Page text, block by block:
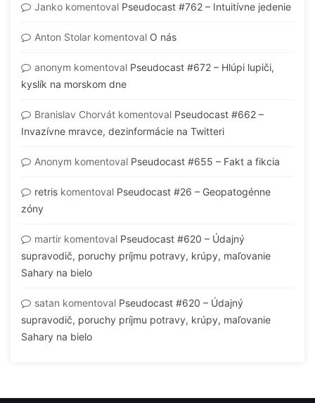
Janko komentoval Pseudocast #762 – Intuitívne jedenie
Anton Stolar komentoval O nás
anonym komentoval Pseudocast #672 – Hlúpi lupiči,
kyslík na morskom dne
Branislav Chorvát komentoval Pseudocast #662 –
Invazívne mravce, dezinformácie na Twitteri
Anonym komentoval Pseudocast #655 – Fakt a fikcia
retris komentoval Pseudocast #26 – Geopatogénne
zóny
martir komentoval Pseudocast #620 – Údajný
supravodič, poruchy príjmu potravy, krúpy, maľovanie
Sahary na bielo
satan komentoval Pseudocast #620 – Údajný
supravodič, poruchy príjmu potravy, krúpy, maľovanie
Sahary na bielo